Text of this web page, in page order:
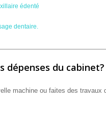
édenté
dentaire.
dépenses du
machine ou faites des travaux